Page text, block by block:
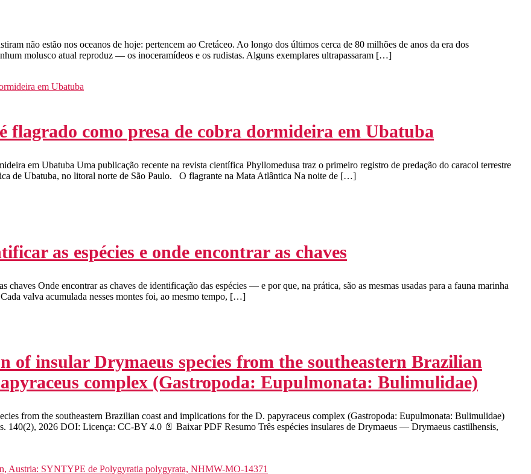
não estão nos oceanos de hoje: pertencem ao Cretáceo. Ao longo dos últimos cerca de 80 milhões de anos da era dos
molusco atual reproduz — os inoceramídeos e os rudistas. Alguns exemplares ultrapassaram […]
flagrado como presa de cobra dormideira em Ubatuba
em Ubatuba Uma publicação recente na revista científica Phyllomedusa traz o primeiro registro de predação do caracol terrestre
de Ubatuba, no litoral norte de São Paulo. O flagrante na Mata Atlântica Na noite de […]
as espécies e onde encontrar as chaves
chaves Onde encontrar as chaves de identificação das espécies — e por que, na prática, são as mesmas usadas para a fauna marinha
valva acumulada nesses montes foi, ao mesmo tempo, […]
of insular Drymaeus species from the southeastern Brazilian
complex (Gastropoda: Eupulmonata: Bulimulidae)
from the southeastern Brazilian coast and implications for the D. papyraceus complex (Gastropoda: Eupulmonata: Bulimulidae)
2026 DOI: Licença: CC-BY 4.0 📄 Baixar PDF Resumo Três espécies insulares de Drymaeus — Drymaeus castilhensis,